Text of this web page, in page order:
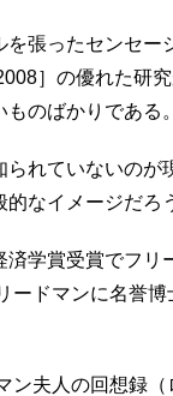
張ったセンセー
］の優れた研
のばかりである。
られていないのが
なイメージだろ
学賞受賞でフリ
ードマンに名誉博
ン夫人の回想録（